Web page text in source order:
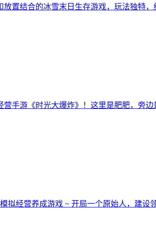
放置结合的冰雪末日生存游戏，玩法独特，
手游《时光大爆炸》！这里是肥肥，旁边
拟经营养成游戏 ~ 开局一个原始人，建设